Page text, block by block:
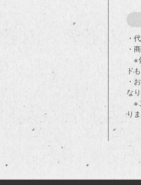
・
・
※
ド
・
な
※
り